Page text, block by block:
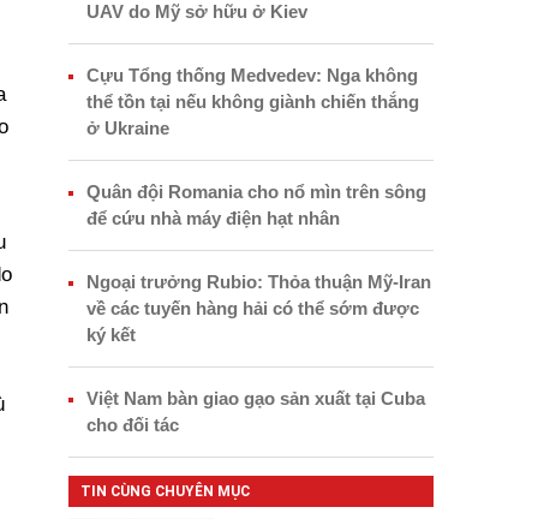
UAV do Mỹ sở hữu ở Kiev
Cựu Tổng thống Medvedev: Nga không
thể tồn tại nếu không giành chiến thắng
ở Ukraine
Quân đội Romania cho nổ mìn trên sông
để cứu nhà máy điện hạt nhân
Ngoại trưởng Rubio: Thỏa thuận Mỹ-Iran
về các tuyến hàng hải có thể sớm được
ký kết
Việt Nam bàn giao gạo sản xuất tại Cuba
cho đối tác
TIN CÙNG CHUYÊN MỤC